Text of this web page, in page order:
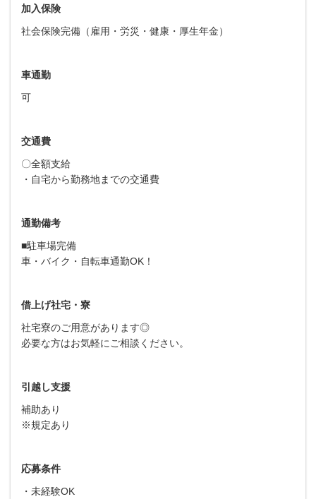
加入保険
社会保険完備（雇用・労災・健康・厚生年金）
車通勤
可
交通費
〇全額支給
・自宅から勤務地までの交通費
通勤備考
■駐車場完備
車・バイク・自転車通勤OK！
借上げ社宅・寮
社宅寮のご用意があります◎
必要な方はお気軽にご相談ください。
引越し支援
補助あり
※規定あり
応募条件
・未経験OK